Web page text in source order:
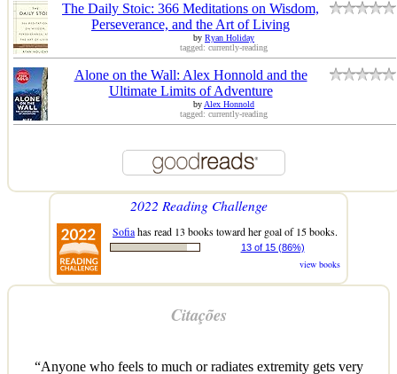
The Daily Stoic: 366 Meditations on Wisdom,
Perseverance, and the Art of Living
by Ryan Holiday
tagged: currently-reading
Alone on the Wall: Alex Honnold and the
Ultimate Limits of Adventure
byAlex Honnold
tagged: currently-reading
2022 Reading Challenge
Sofiahas read 13 books toward her goal of 15 books.
13 of 15 (86%)
view books
Citações
“Anyone who feels to much or radiates extremity gets very